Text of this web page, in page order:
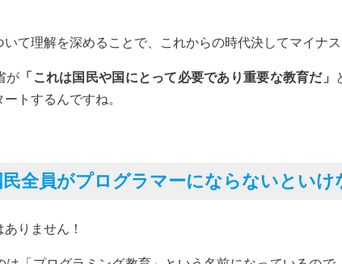
いて理解を深めることで、これからの時代決してマイナス
が 「これは国民や国にとって必要であり重要な教育だ」
トするんですね。
民全員がプログラマーにならないといけ
りません！